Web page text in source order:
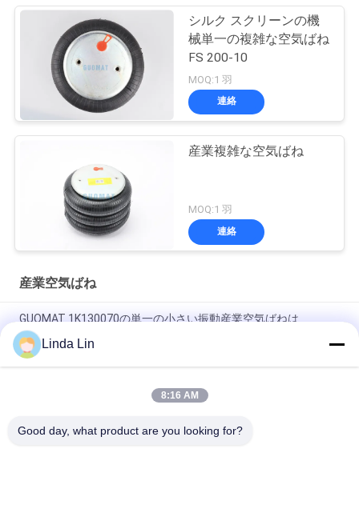
シルク スクリーンの機
械単一の複雑な空気ばね
FS 200-10
MOQ:1 羽
連絡
産業複雑な空気ばね
MOQ:1 羽
連絡
産業空気ばね
GUOMAT 1K130070の単一の小さい振動産業空気ばねは
Goodyear 1B5-500を示します
ゴム製鋼鉄EB-165-65 Festoの空気ばねのアクチュエーター
Linda Lin
8:16 AM
Good day, what product are you looking for?